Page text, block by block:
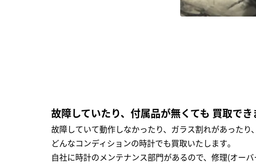
故障していたり、付属品が無くても 買取でき
故障していて動作しなかったり、ガラス割れがあったり
どんなコンディションの時計でも買取いたします｡
自社に時計のメンテナンス部門があるので、修理(オー